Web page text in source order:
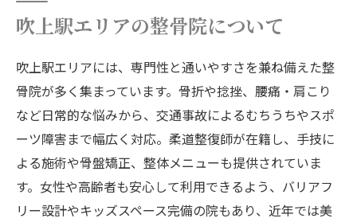
吹上駅エリアの整骨院について
吹上駅エリアには、専門性と通いやすさを兼ね備えた整
骨院が多く集まっています。骨折や捻挫、腰痛・肩こり
など日常的な悩みから、交通事故によるむちうちやスポ
ーツ障害まで幅広く対応。柔道整復師が在籍し、手技に
よる施術や骨盤矯正、整体メニューも提供されていま
す。女性や高齢者も安心して利用できるよう、バリアフ
リー設計やキッズスペース完備の院もあり、近年では美